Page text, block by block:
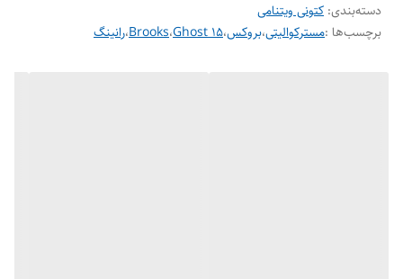
دسته‌بندی: کتونی ویتنامی
برچسب‌ها :مسترکوالیتی،بروکس،Ghost 15،Brooks،رانینگ